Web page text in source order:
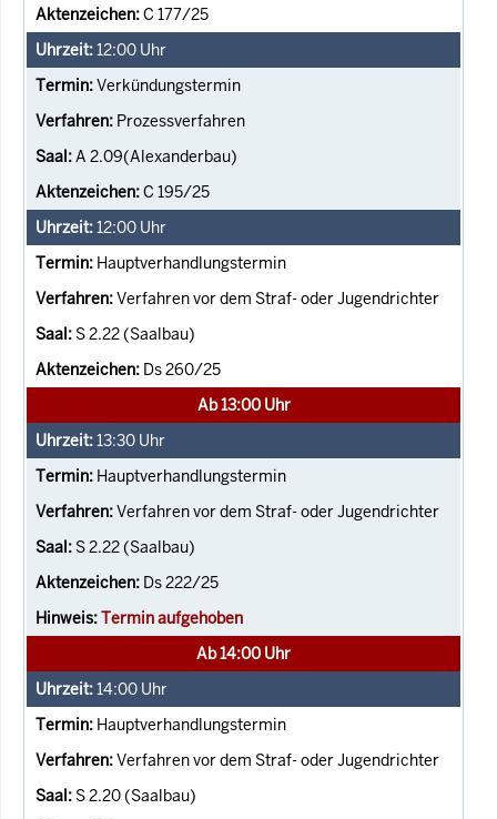
C 177/25
12:00 Uhr
Verkündungstermin
Prozessverfahren
A 2.09(Alexanderbau)
C 195/25
12:00 Uhr
Hauptverhandlungstermin
Verfahren vor dem Straf- oder Jugendrichter
S 2.22 (Saalbau)
Ds 260/25
Ab 13:00 Uhr
13:30 Uhr
Hauptverhandlungstermin
Verfahren vor dem Straf- oder Jugendrichter
S 2.22 (Saalbau)
Ds 222/25
Termin aufgehoben
Ab 14:00 Uhr
14:00 Uhr
Hauptverhandlungstermin
Verfahren vor dem Straf- oder Jugendrichter
S 2.20 (Saalbau)